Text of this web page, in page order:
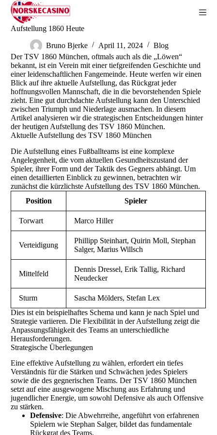
Z
u
m
h
a
l
t
s
p
r
i
n
g
e
n
Aufstellung 1860 Heute
Bruno Bjerke April 11, 2024
Blog
Der TSV 1860 München, oftmals auch als die „Löwen“
bekannt, ist ein Verein mit einer tiefgreifenden Geschichte und
einer leidenschaftlichen Fangemeinde. Heute werfen wir einen
Blick auf ihre aktuelle Aufstellung, das Rückgrat jeder
hoffnungsvollen Mannschaft, die in die bevorstehenden Spiele
zieht. Eine gut durchdachte Aufstellung kann den Unterschied
zwischen Triumph und Niederlage ausmachen. In diesem
Artikel analysieren wir die strategischen Entscheidungen hinter
der heutigen Aufstellung des TSV 1860 München.
Aktuelle Aufstellung des TSV 1860 München
Die Aufstellung eines Fußballteams ist eine komplexe
Angelegenheit, die vom aktuellen Gesundheitszustand der
Spieler, ihrer Form und der Taktik des Gegners abhängt. Um
einen detaillierten Einblick zu gewinnen, betrachten wir
zunächst die kürzlichste Aufstellung des TSV 1860 München.
Position
Spieler
Torwart Marco Hiller
Verteidigung
Phillipp Steinhart, Quirin Moll, Stephan
Salger, Marius Willsch
Mittelfeld
Dennis Dressel, Erik Tallig, Richard
Neudecker
Sturm
Sascha Mölders, Stefan Lex
Dies ist ein beispielhaftes Schema und kann je nach Spiel und
Strategie variieren. Die Flexibilität in der Aufstellung zeigt die
Anpassungsfähigkeit des Teams an unterschiedliche
Herausforderungen.
Strategische Überlegungen
Eine effektive Aufstellung zu wählen, erfordert ein tiefes
Verständnis für die Stärken und Schwächen jedes Spielers
sowie die des gegnerischen Teams. Der TSV 1860 München
setzt auf eine ausgewogene Mischung aus Erfahrung und
jugendlicher Energie, um sowohl Defensive als auch Offensive
zu stärken.
Defensive: Die Abwehrreihe, angeführt von erfahrenen
Spielern wie Stephan Salger, bildet das fundamentale
Rückgrat des Teams.